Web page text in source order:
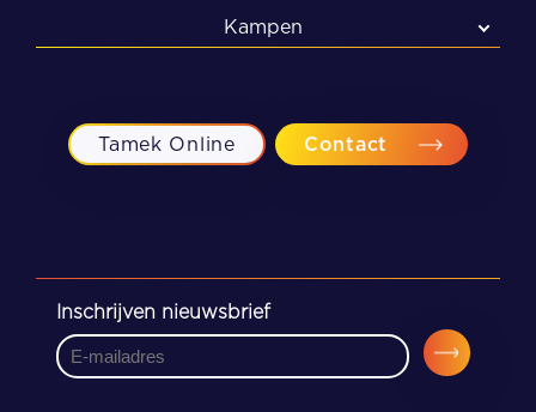
Kampen
Meppel
Tamek Online Contact
Inschrijven nieuwsbrief